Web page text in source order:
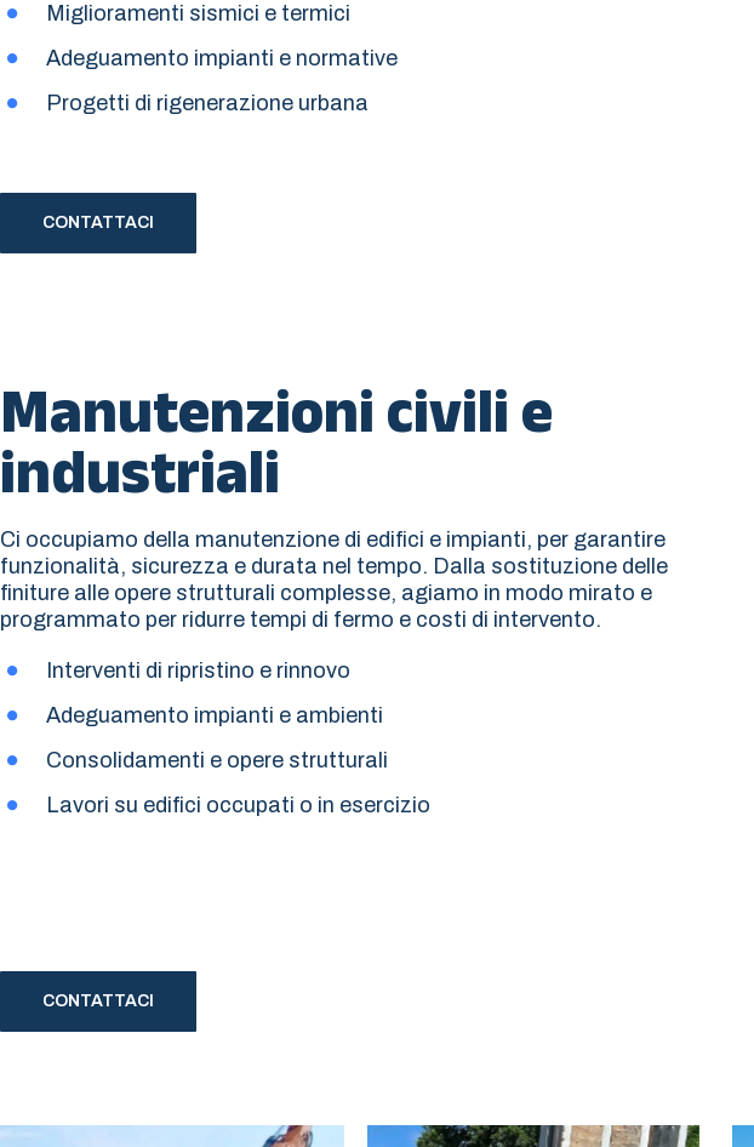
Miglioramenti sismici e termici
Adeguamento impianti e normative
Progetti di rigenerazione urbana
CONTATTACI
Manutenzioni civili e
industriali
Ci occupiamo della manutenzione di edifici e impianti, per garantire
funzionalità, sicurezza e durata nel tempo. Dalla sostituzione delle
finiture alle opere strutturali complesse, agiamo in modo mirato e
programmato per ridurre tempi di fermo e costi di intervento.
Interventi di ripristino e rinnovo
Adeguamento impianti e ambienti
Consolidamenti e opere strutturali
Lavori su edifici occupati o in esercizio
CONTATTACI